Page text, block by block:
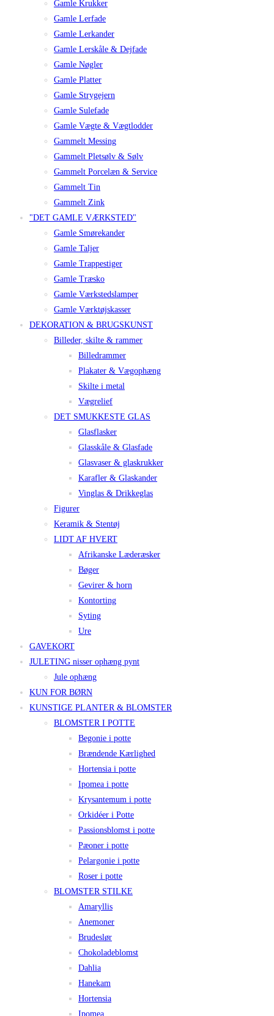
Gamle Krukker
Gamle Lerfade
Gamle Lerkander
Gamle Lerskåle & Dejfade
Gamle Nøgler
Gamle Platter
Gamle Strygejern
Gamle Sulefade
Gamle Vægte & Vægtlodder
Gammelt Messing
Gammelt Pletsølv & Sølv
Gammelt Porcelæn & Service
Gammelt Tin
Gammelt Zink
"DET GAMLE VÆRKSTED"
Gamle Smørekander
Gamle Taljer
Gamle Trappestiger
Gamle Træsko
Gamle Værkstedslamper
Gamle Værktøjskasser
DEKORATION & BRUGSKUNST
Billeder, skilte & rammer
Billedrammer
Plakater & Vægophæng
Skilte i metal
Vægrelief
DET SMUKKESTE GLAS
Glasflasker
Glasskåle & Glasfade
Glasvaser & glaskrukker
Karafler & Glaskander
Vinglas & Drikkeglas
Figurer
Keramik & Stentøj
LIDT AF HVERT
Afrikanske Læderæsker
Bøger
Gevirer & horn
Kontorting
Syting
Ure
GAVEKORT
JULETING nisser ophæng pynt
Jule ophæng
KUN FOR BØRN
KUNSTIGE PLANTER & BLOMSTER
BLOMSTER I POTTE
Begonie i potte
Brændende Kærlighed
Hortensia i potte
Ipomea i potte
Krysantemum i potte
Orkidéer i Potte
Passionsblomst i potte
Pæoner i potte
Pelargonie i potte
Roser i potte
BLOMSTER STILKE
Amaryllis
Anemoner
Brudeslør
Chokoladeblomst
Dahlia
Hanekam
Hortensia
Ipomea